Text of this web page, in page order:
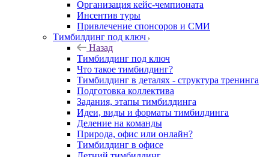
Организация кейс-чемпионата
Инсентив туры
Привлечение спонсоров и СМИ
Тимбилдинг под ключ
Назад
Тимбилдинг под ключ
Что такое тимбилдинг?
Тимбилдинг в деталях - структура тренинга
Подготовка коллектива
Задания, этапы тимбилдинга
Идеи, виды и форматы тимбилдинга
Деление на команды
Природа, офис или онлайн?
Тимбилдинг в офисе